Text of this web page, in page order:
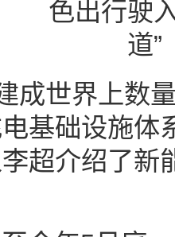
成世界上数
基础设施体
超介绍了新